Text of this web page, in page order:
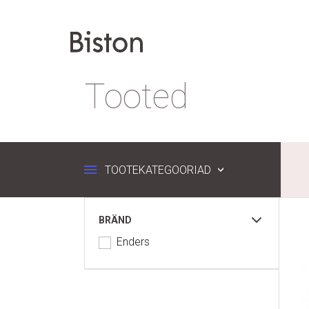
Tooted
TOOTEKATEGOORIAD
BRÄND
Enders